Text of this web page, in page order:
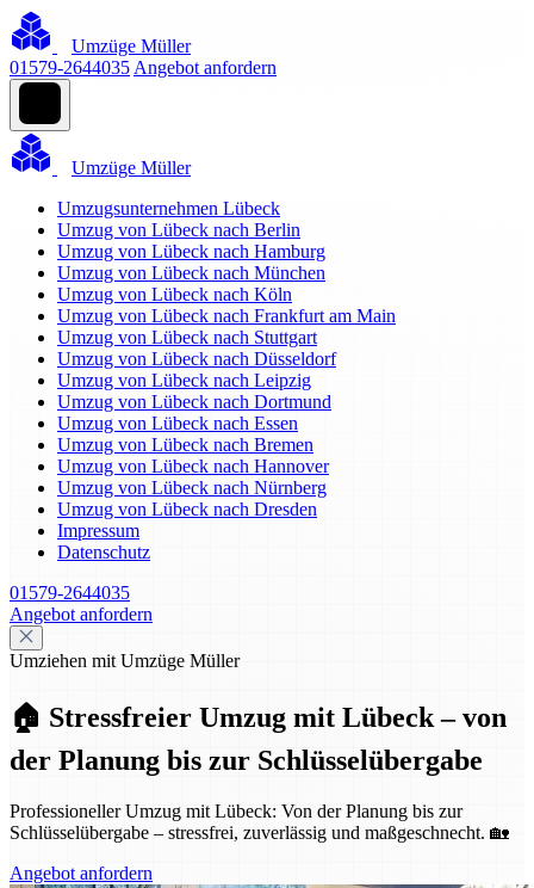
Umzüge Müller
01579-2644035 Angebot anfordern
Umzüge Müller
Umzugsunternehmen Lübeck
Umzug von Lübeck nach Berlin
Umzug von Lübeck nach Hamburg
Umzug von Lübeck nach München
Umzug von Lübeck nach Köln
Umzug von Lübeck nach Frankfurt am Main
Umzug von Lübeck nach Stuttgart
Umzug von Lübeck nach Düsseldorf
Umzug von Lübeck nach Leipzig
Umzug von Lübeck nach Dortmund
Umzug von Lübeck nach Essen
Umzug von Lübeck nach Bremen
Umzug von Lübeck nach Hannover
Umzug von Lübeck nach Nürnberg
Umzug von Lübeck nach Dresden
Impressum
Datenschutz
01579-2644035
Angebot anfordern
Umziehen mit Umzüge Müller
🏠 Stressfreier Umzug mit Lübeck – von
der Planung bis zur Schlüsselübergabe
Professioneller Umzug mit Lübeck: Von der Planung bis zur
Schlüsselübergabe – stressfrei, zuverlässig und maßgeschnecht. 🏡
Angebot anfordern